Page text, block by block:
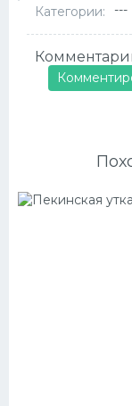
Категории: ---